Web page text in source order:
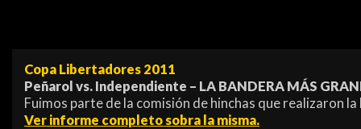
Copa Libertadores 2011
Peñarol vs. Independiente – LA BANDERA MÁS
Fuimos parte de la comisión de hinchas que realizaron
Ver informe completo sobra la misma.